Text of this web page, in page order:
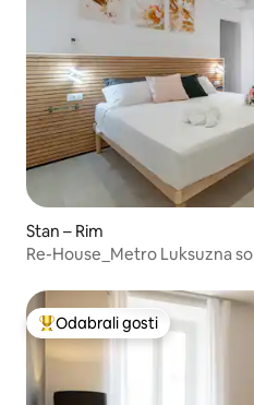
Stan – Rim
Re-House_Metro Luksuzna
Među najviše rangiranima s
Odabrali gosti